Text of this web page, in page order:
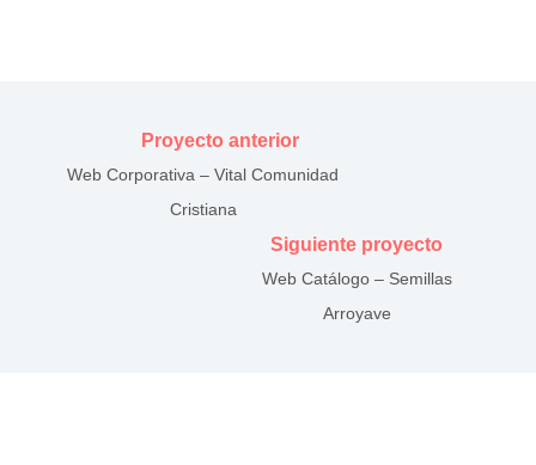
Proyecto anterior
Web Corporativa – Vital Comunidad
Cristiana
Siguiente proyecto
Web Catálogo – Semillas
Arroyave